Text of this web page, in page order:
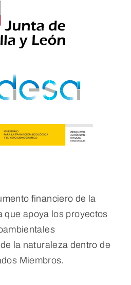
financiero de la
que apoya los proyectos
la naturaleza dentro de
Miembros.